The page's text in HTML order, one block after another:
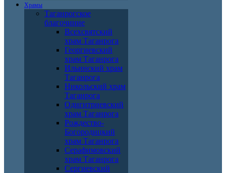
Храмы
Таганрогское
благочиние
Всехсвятский
храм Таганрога
Георгиевский
храм Таганрога
Ильинский храм
Таганрога
Никольский храм
Таганрога
Одигитриевский
храм Таганрога
Рождество-
Богородицкий
храм Таганрога
Серафимовский
храм Таганрога
Сергиевский